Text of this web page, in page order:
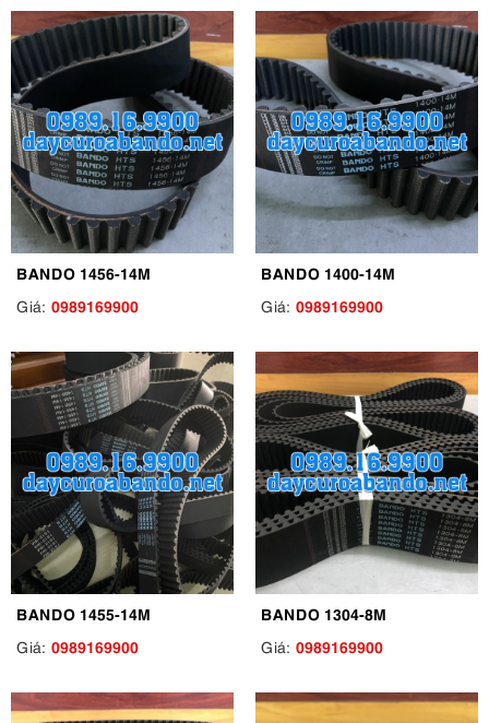
BANDO 1456-14M
Giá: 0989169900
BANDO 1400-14M
Giá: 0989169900
BANDO 1455-14M
Giá: 0989169900
BANDO 1304-8M
Giá: 0989169900